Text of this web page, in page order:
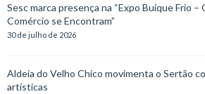
Sesc marca presença na “Expo Buíque Frio –
Comércio se Encontram”
30 de julho de 2026
Aldeia do Velho Chico movimenta o Sertão
artísticas